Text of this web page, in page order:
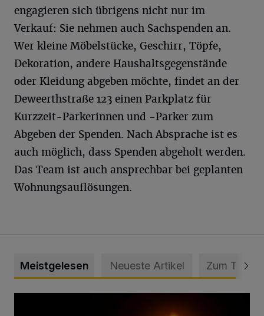
engagieren sich übrigens nicht nur im
Verkauf: Sie nehmen auch Sachspenden an.
Wer kleine Möbelstücke, Geschirr, Töpfe,
Dekoration, andere Haushaltsgegenstände
oder Kleidung abgeben möchte, findet an der
Deweerthstraße 123 einen Parkplatz für
Kurzzeit-Parkerinnen und -Parker zum
Abgeben der Spenden. Nach Absprache ist es
auch möglich, dass Spenden abgeholt werden.
Das Team ist auch ansprechbar bei geplanten
Wohnungsauflösungen.
Meistgelesen Neueste Artikel Zum Thema